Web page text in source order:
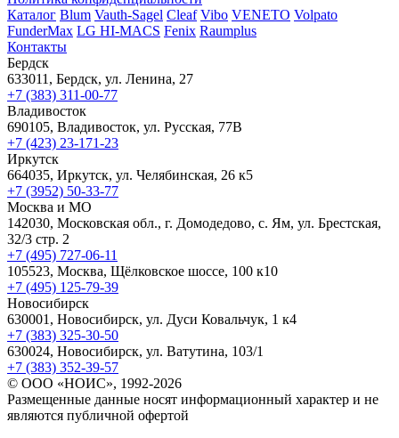
Каталог Blum Vauth-Sagel Cleaf Vibo VENETO Volpato
FunderMax LG HI-MACS Fenix Raumplus
Контакты
Бердск
633011, Бердск, ул. Ленина, 27
+7 (383) 311-00-77
Владивосток
690105, Владивосток, ул. Русская, 77В
+7 (423) 23-171-23
Иркутск
664035, Иркутск, ул. Челябинская, 26 к5
+7 (3952) 50-33-77
Москва и МО
142030, Московская обл., г. Домодедово, с. Ям, ул. Брестская,
32/3 стр. 2
+7 (495) 727-06-11
105523, ​Москва, Щёлковское шоссе, 100 к10
+7 (495) 125-79-39
Новосибирск
630001, Новосибирск, ул. Дуси Ковальчук, 1 к4
+7 (383) 325-30-50
630024, Новосибирск, ул. Ватутина, 103/1
+7 (383) 352-39-57
© ООО «НОИС», 1992-2026
Размещенные данные носят информационный характер и не
являются публичной офертой